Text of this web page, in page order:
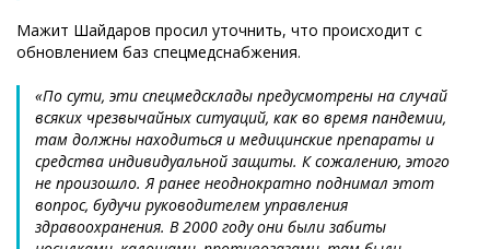
Мажит Шайдаров просил уточнить, что происходит с
обновлением баз спецмедснабжения.
«По сути, эти спецмедсклады предусмотрены на случай
всяких чрезвычайных ситуаций, как во время пандемии,
там должны находиться и медицинские препараты и
средства индивидуальной защиты. К сожалению, этого
не произошло. Я ранее неоднократно поднимал этот
вопрос, будучи руководителем управления
здравоохранения. В 2000 году они были забиты